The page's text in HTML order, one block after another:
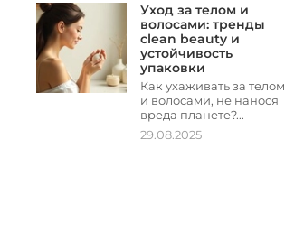
Уход за телом и
волосами: тренды
clean beauty и
устойчивость
упаковки
Как ухаживать за телом
и волосами, не нанося
вреда планете?...
29.08.2025